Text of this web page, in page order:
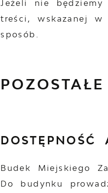
Jeżeli nie
treści, wskazanej
sposób.
DOSTĘPNOŚĆ
Budek Miejskiego
Do budynku